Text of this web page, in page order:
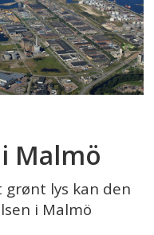
Malmö
lys kan den
i Malmö